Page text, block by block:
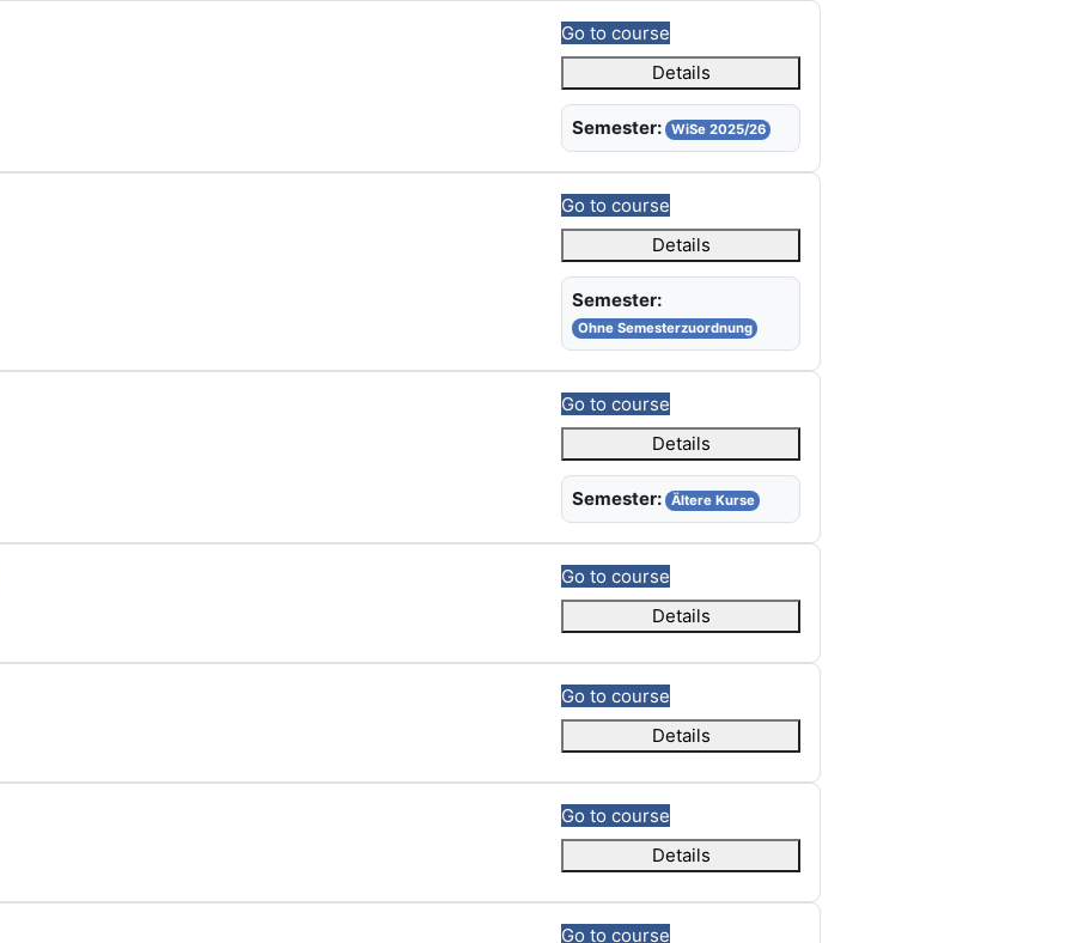
Go to course
Details
Semester: WiSe 2025/26
Go to course
Details
Semester:
Ohne Semesterzuordnung
Go to course
Details
Semester: Ältere Kurse
Go to course
Details
Go to course
Details
Go to course
Details
Go to course